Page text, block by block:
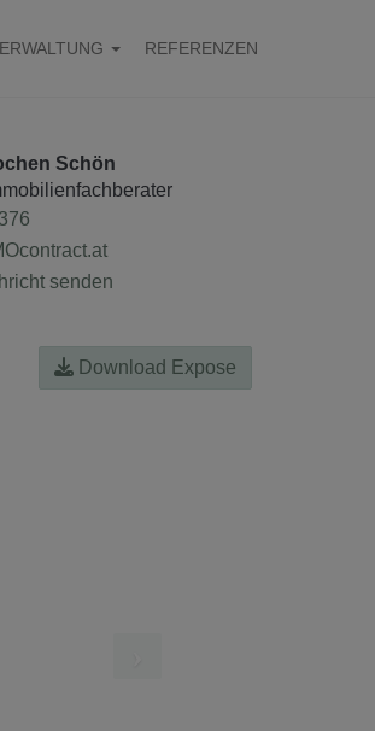
REFERENZEN
Schön
senden
Download Expose